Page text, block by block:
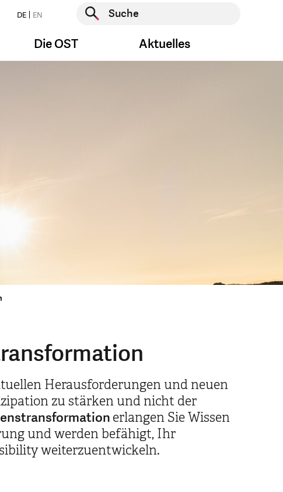
DE EN
Suche starten
Die OST Aktuelles
Herausforderungen und neuen
zu stärken und nicht der
erlangen Sie Wissen
und werden befähigt, Ihr
weiterzuentwickeln.